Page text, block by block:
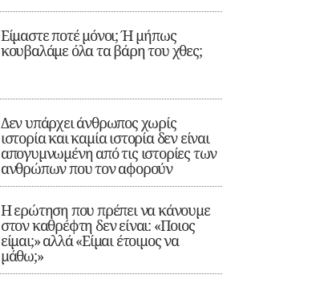
Είμαστε ποτέ μόνοι; Ή μήπως
κουβαλάμε όλα τα βάρη του χθες;
Δεν υπάρχει άνθρωπος χωρίς
ιστορία και καμία ιστορία δεν είναι
απογυμνωμένη από τις ιστορίες των
ανθρώπων που τον αφορούν
Η ερώτηση που πρέπει να κάνουμε
στον καθρέφτη δεν είναι: «Ποιος
είμαι;» αλλά «Είμαι έτοιμος να
μάθω;»